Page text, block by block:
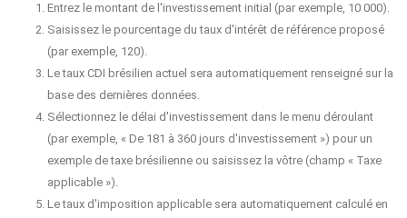
Entrez le montant de l'investissement initial (par exemple, 10 000).
Saisissez le pourcentage du taux d'intérêt de référence proposé
(par exemple, 120).
Le taux CDI brésilien actuel sera automatiquement renseigné sur la
base des dernières données.
Sélectionnez le délai d'investissement dans le menu déroulant
(par exemple, « De 181 à 360 jours d'investissement ») pour un
exemple de taxe brésilienne ou saisissez la vôtre (champ « Taxe
applicable »).
Le taux d'imposition applicable sera automatiquement calculé en